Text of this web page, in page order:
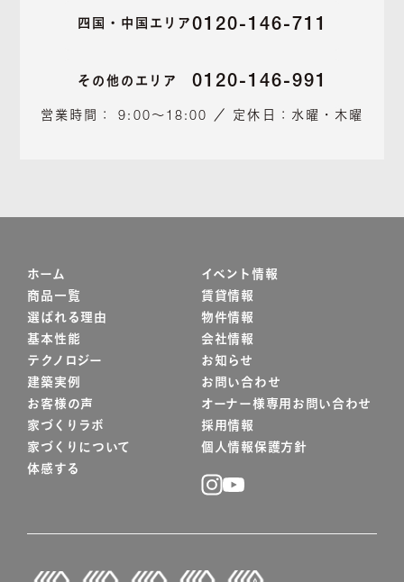
四国・中国エリア 0120-146-711
その他のエリア 0120-146-991
営業時間： 9:00～18:00 ／ 定休日：水曜・木曜
ホーム
商品一覧
選ばれる理由
基本性能
テクノロジー
建築実例
お客様の声
家づくりラボ
家づくりについて
体感する
イベント情報
賃貸情報
物件情報
会社情報
お知らせ
お問い合わせ
オーナー様専用お問い合わせ
採用情報
個人情報保護方針